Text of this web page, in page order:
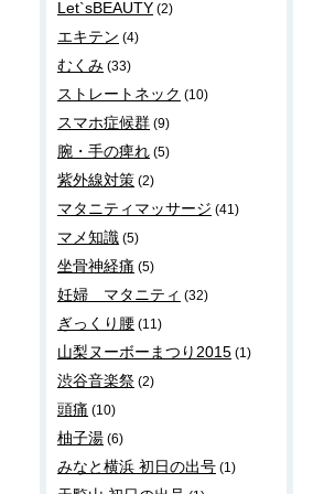
Let`sBEAUTY (2)
エキテン (4)
むくみ (33)
ストレートネック (10)
スマホ症候群 (9)
腕・手の痺れ (5)
紫外線対策 (2)
マタニティマッサージ (41)
マメ知識 (5)
坐骨神経痛 (5)
妊婦 マタニティ (32)
ぎっくり腰 (11)
山梨ヌーボーまつり2015 (1)
渋谷音楽祭 (2)
頭痛 (10)
柚子湯 (6)
みなと横浜 初日の出号 (1)